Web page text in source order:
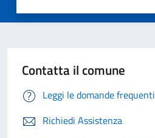
Contatta il comune
Leggi le domande frequenti
Richiedi Assistenza